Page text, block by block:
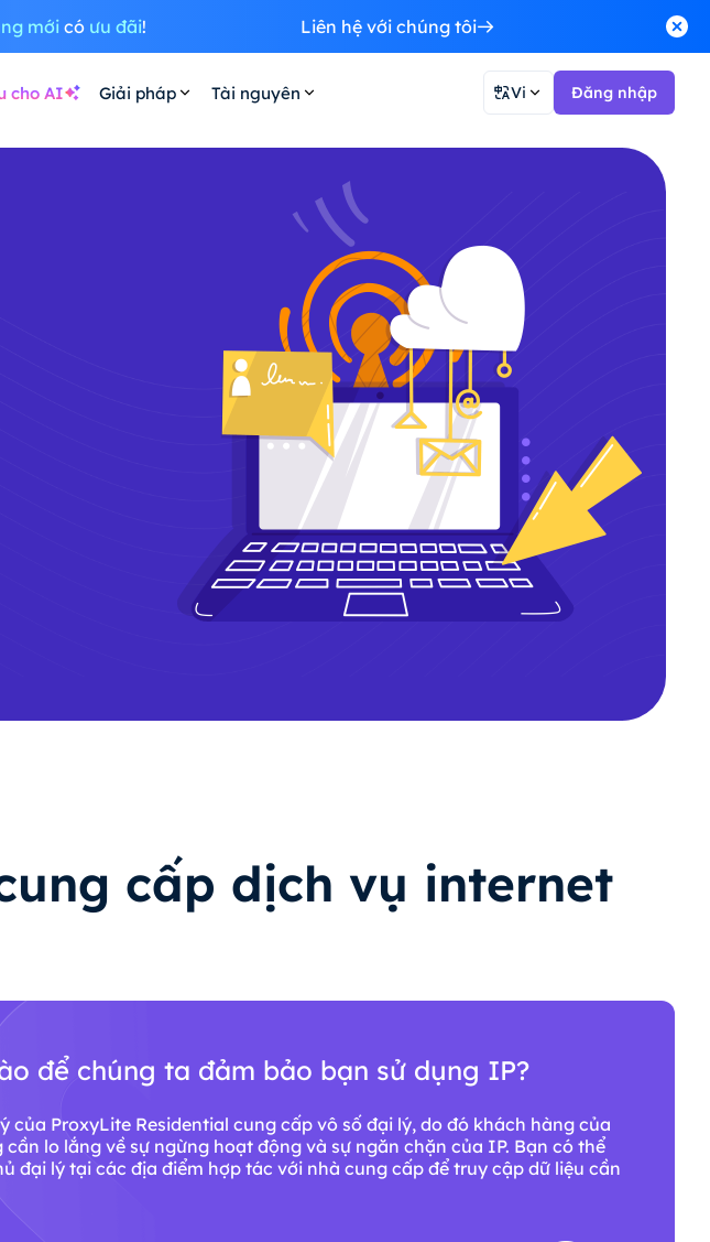
mớicó ưu đãi! Liên hệ với chúng tôi
cho AI Giải pháp Tài nguyên Vi Đăng nhập
cấp dịch vụ internet
để chúng ta đảm bảo bạn sử dụng IP?
của ProxyLite Residential cung cấp vô số đại lý, do đó khách hàng của
lo lắng về sự ngừng hoạt động và sự ngăn chặn của IP. Bạn có thể
đại lý tại các địa điểm hợp tác với nhà cung cấp để truy cập dữ liệu cần